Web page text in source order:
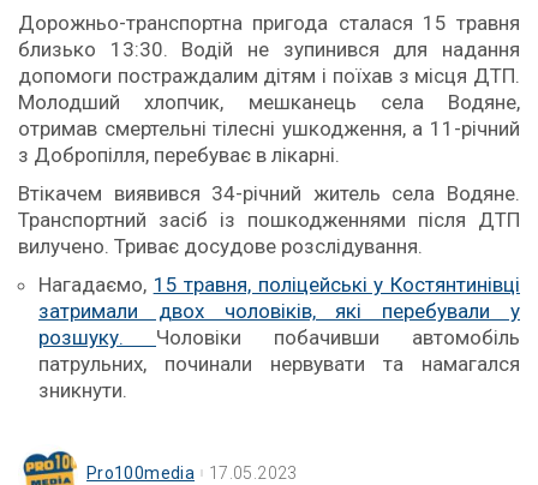
Дорожньо-транспортна пригода сталася 15 травня
близько 13:30. Водій не зупинився для надання
допомоги постраждалим дітям і поїхав з місця ДТП.
Молодший хлопчик, мешканець села Водяне,
отримав смертельні тілесні ушкодження, а 11-річний
з Добропілля, перебуває в лікарні.
Втікачем виявився 34-річний житель села Водяне.
Транспортний засіб із пошкодженнями після ДТП
вилучено. Триває досудове розслідування.
Нагадаємо, 15 травня, поліцейські у Костянтинівці
затримали двох чоловіків, які перебували у
розшуку. Чоловіки побачивши автомобіль
патрульних, починали нервувати та намагался
зникнути.
Pro100media 17.05.2023